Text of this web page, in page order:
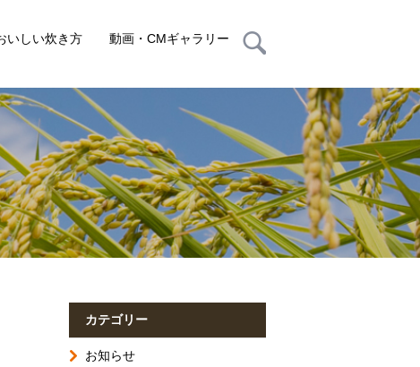
いしい炊き方 動画・CMギャラリー
カテゴリー
お知らせ